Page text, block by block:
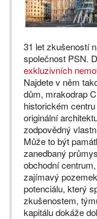
31 let zkušeností
společnost PSN.
exkluzivních
Najdete v něm
dům, mrakodrap
historickém
originální
zodpovědný
Může to být
zanedbaný
obchodní
zajímavý
potenciálu, který
zkušenostem,
kapitálu dokáže